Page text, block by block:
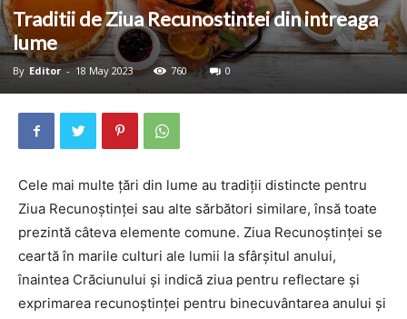
Traditii de Ziua Recunostintei din intreaga
lume
By Editor - 18 May 2023 760 0
Cele mai multe țări din lume au tradiții distincte pentru
Ziua Recunoștinței sau alte sărbători similare, însă toate
prezintă câteva elemente comune. Ziua Recunoștinței se
ceartă în marile culturi ale lumii la sfârșitul anului,
înaintea Crăciunului și indică ziua pentru reflectare și
exprimarea recunoștinței pentru binecuvântarea anului și